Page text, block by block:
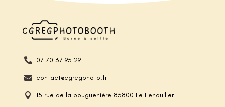
 07 70 37 95 29
 contact@cgregphoto.fr
 15 rue de la bouguenière 85800 Le Fenouiller